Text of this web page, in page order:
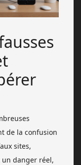
de la confusion
sites,
danger réel,